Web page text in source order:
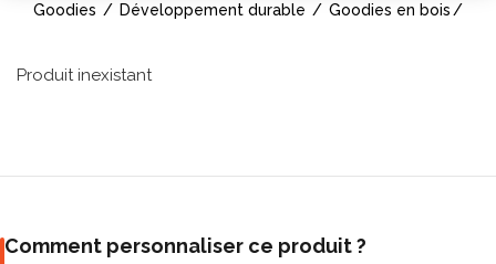
Goodies Développement durable Goodies en bois
Produit inexistant
Comment personnaliser ce produit ?